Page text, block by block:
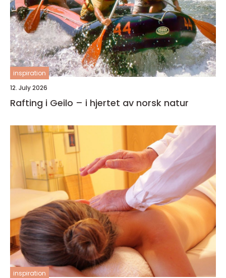
inspiration
12. July 2026
Rafting i Geilo – i hjertet av norsk natur
inspiration